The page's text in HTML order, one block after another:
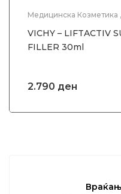
Медицинска Козметика ,
VICHY – LIFTACTIV
FILLER 30ml
2.790 ден